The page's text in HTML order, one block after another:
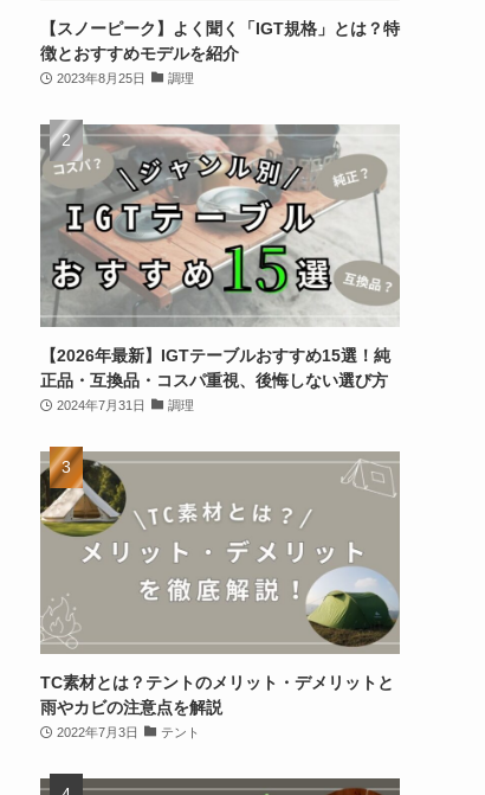
【スノーピーク】よく聞く「IGT規格」とは？特
徴とおすすめモデルを紹介
2023年8月25日 調理
【2026年最新】IGTテーブルおすすめ15選！純
正品・互換品・コスパ重視、後悔しない選び方
2024年7月31日 調理
TC素材とは？テントのメリット・デメリットと
雨やカビの注意点を解説
2022年7月3日 テント